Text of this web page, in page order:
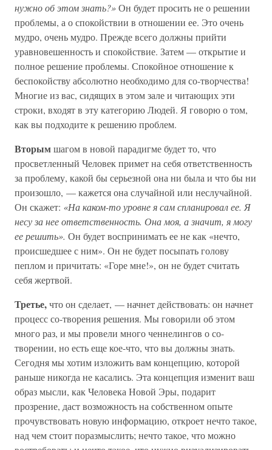
нужно об этом знать?»Он будет просить не о решении
проблемы, а о спокойствии в отношении ее. Это очень
мудро, очень мудро. Прежде всего должны прийти
уравновешенность и спокойствие. Затем — открытие и
полное решение проблемы. Спокойное отношение к
беспокойству абсолютно необходимо для со-творчества!
Многие из вас, сидящих в этом зале и читающих эти
строки, входят в эту категорию Людей. Я говорю о том,
как вы подходите к решению проблем.
Вторымшагом в новой парадигме будет то, что
просветленный Человек примет на себя ответственность
за проблему, какой бы серьезной она ни была и что бы ни
произошло, — кажется она случайной или неслучайной.
Он скажет: «На каком-то уровне я сам спланировал ее. Я
несу за нее ответственность. Она моя, а значит, я могу
ее решить». Он будет воспринимать ее не как «нечто,
происшедшее с ним». Он не будет посыпать голову
пеплом и причитать: «Горе мне!», он не будет считать
себя жертвой.
Третье,что он сделает, — начнет действовать: он начнет
процесс со-творения решения. Мы говорили об этом
много раз, и мы провели много ченнелингов о со-
творении, но есть еще кое-что, что вы должны знать.
Сегодня мы хотим изложить вам концепцию, которой
раньше никогда не касались. Эта концепция изменит ваш
образ мысли, как Человека Новой Эры, подарит
прозрение, даст возможность на собственном опыте
прочувствовать новую информацию, откроет нечто такое,
над чем стоит поразмыслить; нечто такое, что можно